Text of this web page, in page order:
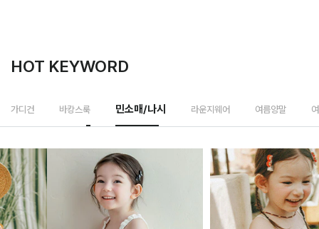
HOT KEYWORD
가디건 바캉스룩 민소매/나시 라운지웨어 여름양말